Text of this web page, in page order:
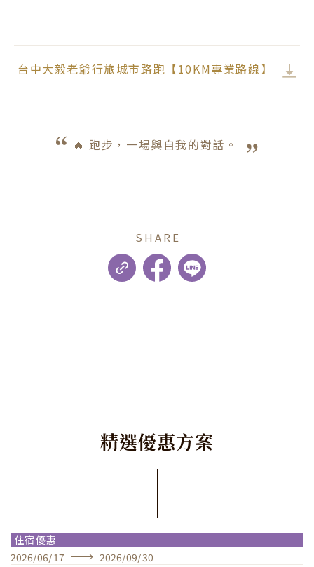
台中大毅老爺行旅城市路跑【10KM專業路線】
🔥 跑步，一場與自我的對話。
SHARE
精選優惠方案
住宿優惠
2026/06/17 2026/09/30